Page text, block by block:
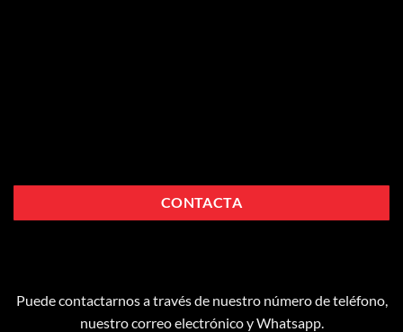
CONTACTA
Puede contactarnos a través de nuestro número de teléfono,
nuestro correo electrónico y Whatsapp.